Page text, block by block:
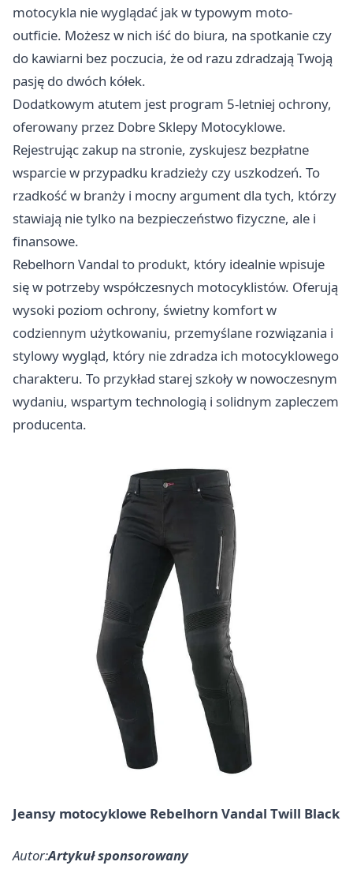
motocykla nie wyglądać jak w typowym moto-
outficie. Możesz w nich iść do biura, na spotkanie czy
do kawiarni bez poczucia, że od razu zdradzają Twoją
pasję do dwóch kółek.
Dodatkowym atutem jest program 5-letniej ochrony,
oferowany przez Dobre Sklepy Motocyklowe.
Rejestrując zakup na stronie, zyskujesz bezpłatne
wsparcie w przypadku kradzieży czy uszkodzeń. To
rzadkość w branży i mocny argument dla tych, którzy
stawiają nie tylko na bezpieczeństwo fizyczne, ale i
finansowe.
Rebelhorn Vandal to produkt, który idealnie wpisuje
się w potrzeby współczesnych motocyklistów. Oferują
wysoki poziom ochrony, świetny komfort w
codziennym użytkowaniu, przemyślane rozwiązania i
stylowy wygląd, który nie zdradza ich motocyklowego
charakteru. To przykład starej szkoły w nowoczesnym
wydaniu, wspartym technologią i solidnym zapleczem
producenta.
Jeansy motocyklowe Rebelhorn Vandal Twill Black
Autor:Artykuł sponsorowany